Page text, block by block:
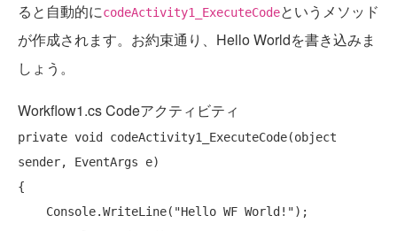
ると自動的にcodeActivity1_ExecuteCodeというメソッド
が作成されます。お約束通り、Hello Worldを書き込みま
しょう。
Workflow1.cs Codeアクティビティ
private void codeActivity1_ExecuteCode(object
sender, EventArgs e)
{
    Console.WriteLine(
"Hello WF World!");